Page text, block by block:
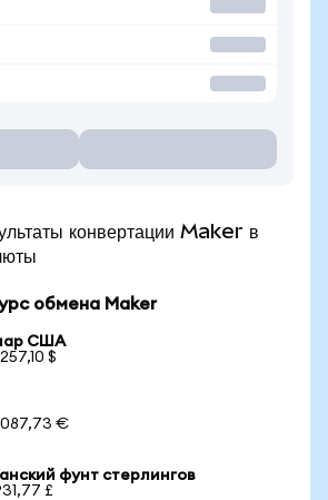
конвертации Maker в
обмена Maker
США
$
087,73 €
фунт стерлингов
£